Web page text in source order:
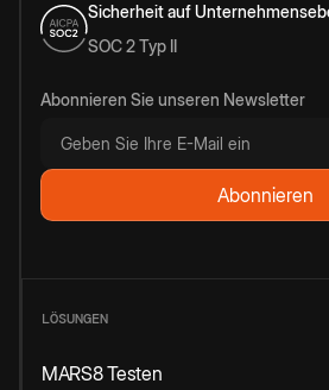
Sicherheit auf
SOC 2 Typ II
Abonnieren Sie unseren Newsletter
LÖSUNGEN
MARS8 Testen